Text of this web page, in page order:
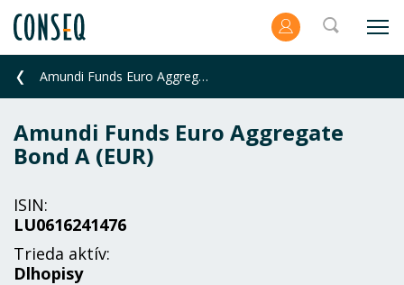
Amundi Funds Euro Aggregate Bond A (EUR)
Amundi Funds Euro Aggregate
Bond A (EUR)
ISIN:
LU0616241476
Trieda aktív:
Dlhopisy